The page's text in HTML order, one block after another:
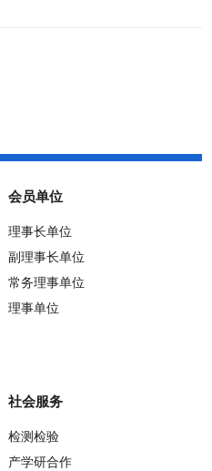
会员单位
理事长单位
副理事长单位
常务理事单位
理事单位
社会服务
检测检验
产学研合作